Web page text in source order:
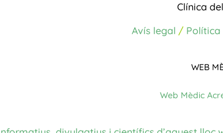
Clínica
Avís legal /
WEB